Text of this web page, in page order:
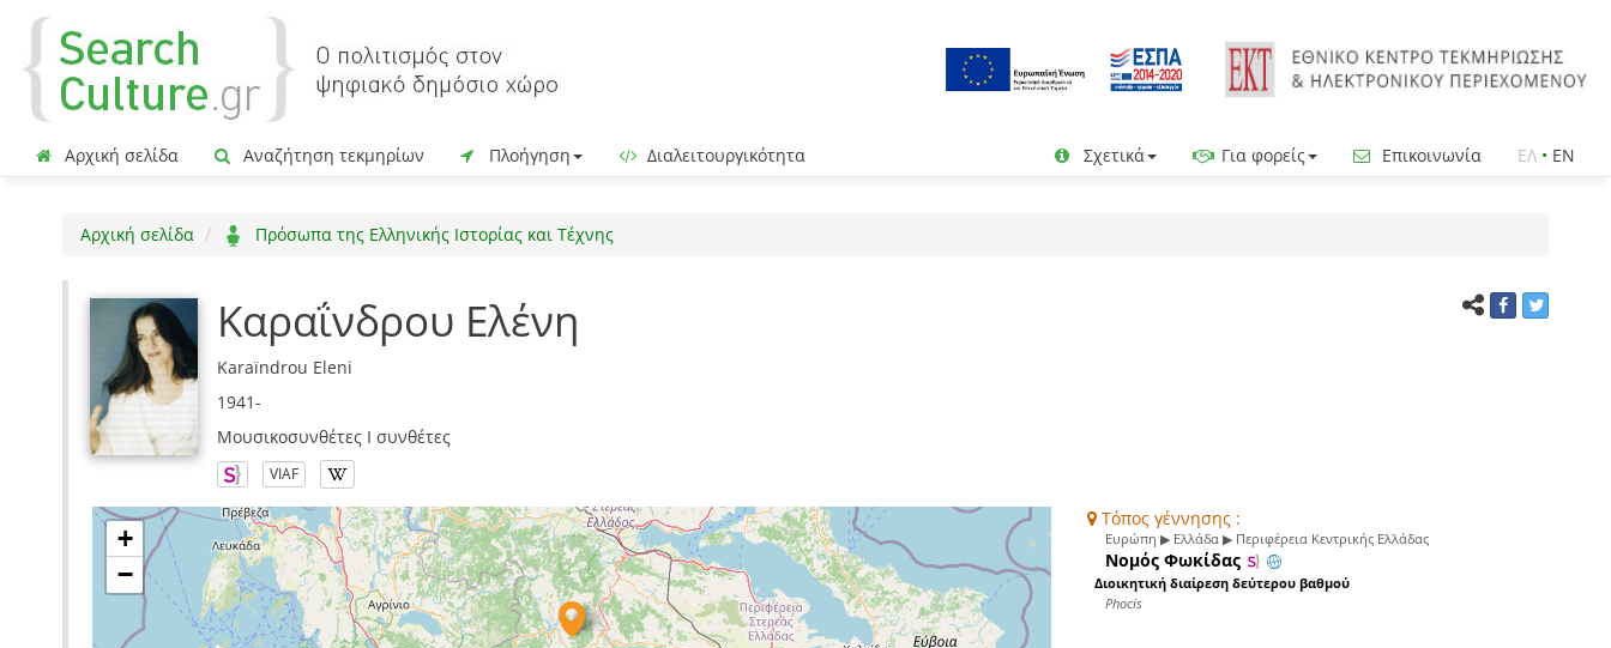
Αρχική σελίδα Αναζήτηση τεκμηρίων Πλοήγηση Διαλειτουργικότητα Σχετικά Για φορείς Επικοινωνία ΕΛ • EN
Αρχική σελίδα Πρόσωπα της Ελληνικής Ιστορίας και Τέχνης
Καραΐνδρου Ελένη
Karaïndrou Eleni
1941-
Μουσικοσυνθέτες I συνθέτες
VIAF
+
−
Τόπος γέννησης :
Ευρώπη ▶ Ελλάδα ▶ Περιφέρεια Κεντρικής Ελλάδας
Νομός Φωκίδας
Διοικητική διαίρεση δεύτερου βαθμού
Phocis